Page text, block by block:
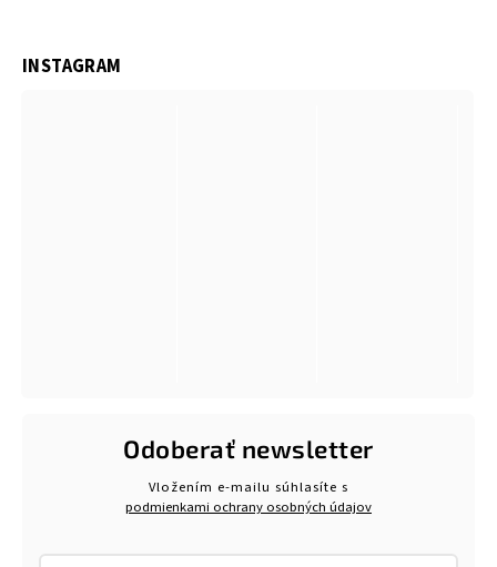
INSTAGRAM
Odoberať newsletter
Vložením e-mailu súhlasíte s
podmienkami ochrany osobných údajov